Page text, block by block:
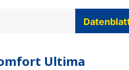
Ultima